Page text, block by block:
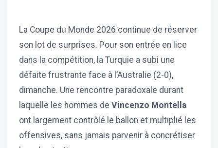
La Coupe du Monde 2026 continue de réserver
son lot de surprises. Pour son entrée en lice
dans la compétition, la Turquie a subi une
défaite frustrante face à l’Australie (2-0),
dimanche. Une rencontre paradoxale durant
laquelle les hommes de Vincenzo Montella
ont largement contrôlé le ballon et multiplié les
offensives, sans jamais parvenir à concrétiser